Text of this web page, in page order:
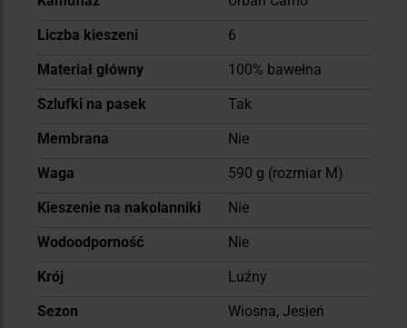
Liczba kieszeni
6
Materiał główny
100% bawełna
Szlufki na pasek
Tak
Membrana
Nie
Waga
590 g (rozmiar M)
Kieszenie na nakolanniki
Nie
Wodoodporność
Nie
Krój
Luźny
Sezon
Wiosna, Jesień